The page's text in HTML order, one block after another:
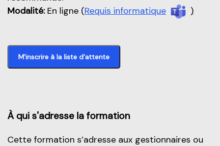
Modalité:En ligne (Requis informatique )
M'inscrire à la liste d'attente
À qui s'adresse la formation
Cette formation s’adresse aux gestionnaires ou